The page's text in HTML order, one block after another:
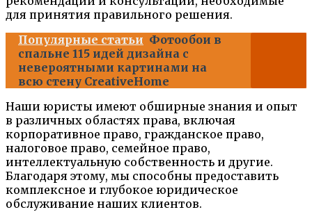
для принятия правильного решения.
Популярные статьи Фотообои в
спальне 115 идей дизайна с
невероятными картинами на
всю стену CreativeHome
Наши юристы имеют обширные знания и опыт
в различных областях права, включая
корпоративное право, гражданское право,
налоговое право, семейное право,
интеллектуальную собственность и другие.
Благодаря этому, мы способны предоставить
комплексное и глубокое юридическое
обслуживание наших клиентов.